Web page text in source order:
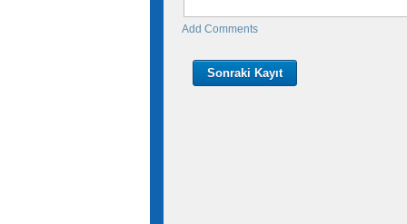
Add Comments
Sonraki Kayıt